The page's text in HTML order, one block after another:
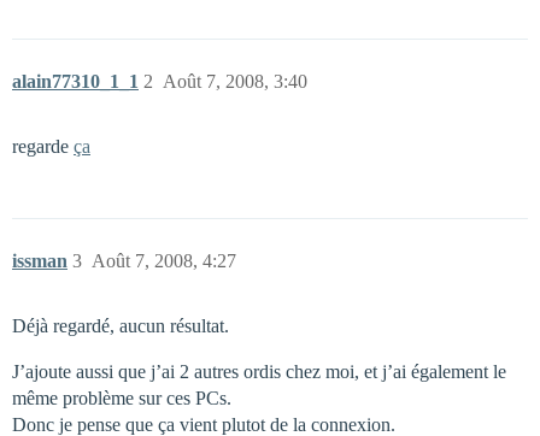
alain77310_1_1 Août 7, 2008, 3:40
2
regarde ça
issman Août 7, 2008, 4:27
3
Déjà regardé, aucun résultat.
J’ajoute aussi que j’ai 2 autres ordis chez moi, et j’ai également le
même problème sur ces PCs.
Donc je pense que ça vient plutot de la connexion.